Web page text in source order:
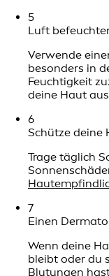
5
Luft
Verwende
besonders in
Feuchtigkeit
deine Haut
6
Schütze deine
Trage täglich
7
Einen
Wenn deine
bleibt oder du
Blutungen